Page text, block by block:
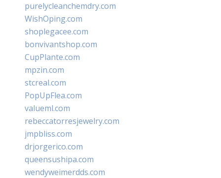
purelycleanchemdry.com
WishOping.com
shoplegacee.com
bonvivantshop.com
CupPlante.com
mpzin.com
stcreal.com
PopUpFlea.com
valueml.com
rebeccatorresjewelry.com
jmpbliss.com
drjorgerico.com
queensushipa.com
wendyweimerdds.com